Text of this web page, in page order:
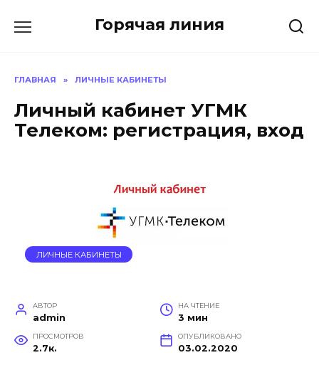
Горячая линия
ГЛАВНАЯ » ЛИЧНЫЕ КАБИНЕТЫ
Личный кабинет УГМК
Телеком: регистрация, вход
ЛИЧНЫЕ КАБИНЕТЫ
АВТОР
admin
НА ЧТЕНИЕ
3 мин
ПРОСМОТРОВ
2.7к.
ОПУБЛИКОВАНО
03.02.2020